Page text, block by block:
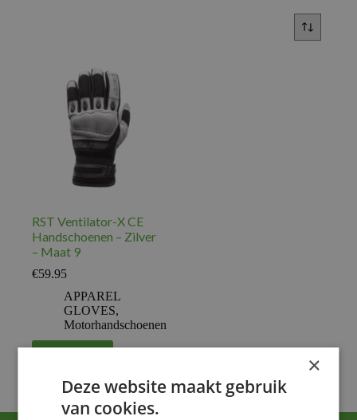
RST Ventilator-X CE
Handschoenen – Zilver
– Maat 9
€59.95
APPAREL
GLOVES,
Motorhandschoenen
×
Deze website maakt gebruik
van cookies.